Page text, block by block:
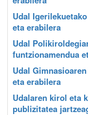
Udal
eta erabilera
Udal
funtzionamendua
Udal
eta erabilera
Udalaren kirol eta
publizitatea